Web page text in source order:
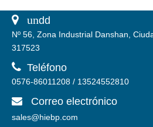
 undd
Nº 56, Zona Industrial Danshan,
317523
 Teléfono
0576-86011208 / 13524552810
 Correo electrónico
sales@hiebp.com